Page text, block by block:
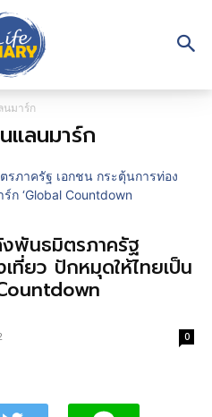
มาร์ก
แลนมาร์ก
พันธมิตรภาครัฐ
ที่ยว ปักหมุดให้ไทยเป็น
0